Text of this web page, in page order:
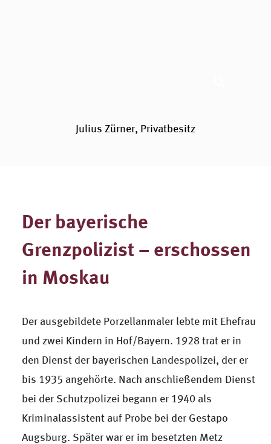
Julius Zürner, Privatbesitz
Der bayerische
Grenzpolizist – erschossen
in Moskau
Der ausgebildete Porzellanmaler lebte mit Ehefrau
und zwei Kindern in Hof/Bayern. 1928 trat er in
den Dienst der bayerischen Landespolizei, der er
bis 1935 angehörte. Nach anschließendem Dienst
bei der Schutzpolizei begann er 1940 als
Kriminalassistent auf Probe bei der Gestapo
Augsburg. Später war er im besetzten Metz